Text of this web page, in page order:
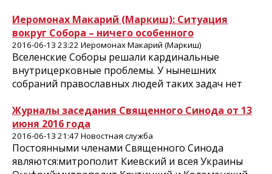
Иеромонах Макарий (Маркиш): Ситуация
вокруг Собора – ничего особенного
2016-06-13 23:22 Иеромонах Макарий (Маркиш)
Вселенские Соборы решали кардинальные
внутрицерковные проблемы. У нынешних
собраний православных людей таких задач нет
Журналы заседания Священного Синода от 13
июня 2016 года
2016-06-13 21:47 Новостная служба
Постоянными членами Священного Синода
являются:митрополит Киевский и всея Украины